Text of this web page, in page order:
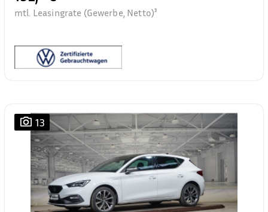
mtl. Leasingrate (Gewerbe, Netto)³
13